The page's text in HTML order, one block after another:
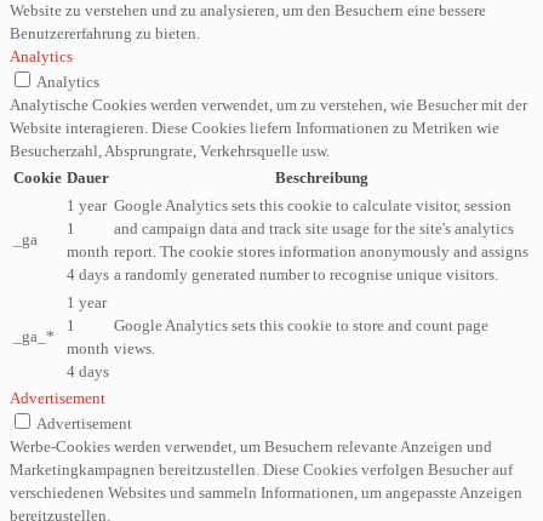
Website zu verstehen und zu analysieren, um den Besuchern eine bessere
Benutzererfahrung zu bieten.
Analytics
Analytics
Analytische Cookies werden verwendet, um zu verstehen, wie Besucher mit der
Website interagieren. Diese Cookies liefern Informationen zu Metriken wie
Besucherzahl, Absprungrate, Verkehrsquelle usw.
Cookie Dauer Beschreibung
_ga
1 year
1
month
4 days
Google Analytics sets this cookie to calculate visitor, session
and campaign data and track site usage for the site's analytics
report. The cookie stores information anonymously and assigns
a randomly generated number to recognise unique visitors.
_ga_*
1 year
1
month
4 days
Google Analytics sets this cookie to store and count page
views.
Advertisement
Advertisement
Werbe-Cookies werden verwendet, um Besuchern relevante Anzeigen und
Marketingkampagnen bereitzustellen. Diese Cookies verfolgen Besucher auf
verschiedenen Websites und sammeln Informationen, um angepasste Anzeigen
bereitzustellen.